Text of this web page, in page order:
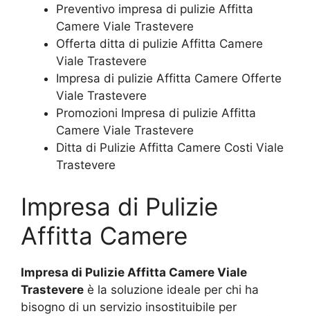
Preventivo impresa di pulizie Affitta
Camere Viale Trastevere
Offerta ditta di pulizie Affitta Camere
Viale Trastevere
Impresa di pulizie Affitta Camere Offerte
Viale Trastevere
Promozioni Impresa di pulizie Affitta
Camere Viale Trastevere
Ditta di Pulizie Affitta Camere Costi Viale
Trastevere
Impresa di Pulizie
Affitta Camere
Impresa di Pulizie Affitta Camere Viale
Trastevere è la soluzione ideale per chi ha
bisogno di un servizio insostituibile per